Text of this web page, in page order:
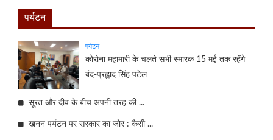
पर्यटन
पर्यटन
कोरोना महामारी के चलते सभी स्मारक 15 मई तक रहेंगे
बंद-प्रह्लाद सिंह पटेल
सूरत और दीव के बीच अपनी तरह की ...
खनन पर्यटन पर सरकार का जोर : कैसी ...